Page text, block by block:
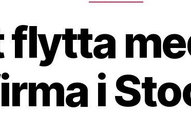
flytta
i